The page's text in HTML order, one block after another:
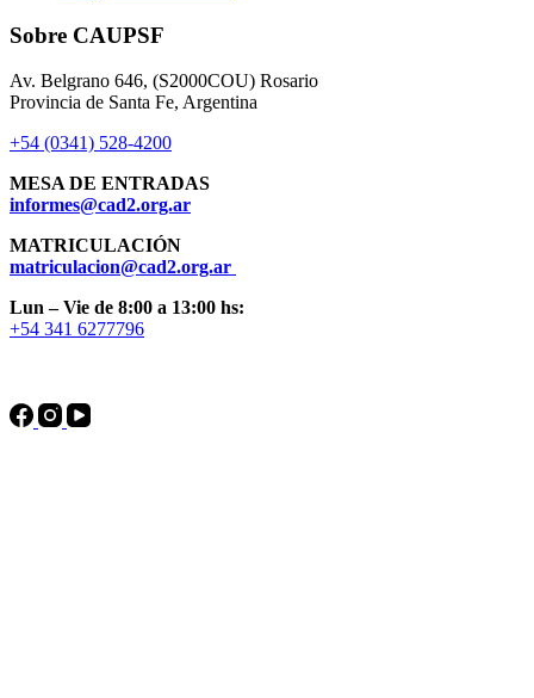
Sobre CAUPSF
Av. Belgrano 646, (S2000COU) Rosario
Provincia de Santa Fe, Argentina
+54 (0341) 528-4200
MESA DE ENTRADAS
informes@cad2.org.ar
MATRICULACIÓN
matriculacion@cad2.org.ar
Lun – Vie de 8:00 a 13:00 hs:
+54 341 6277796